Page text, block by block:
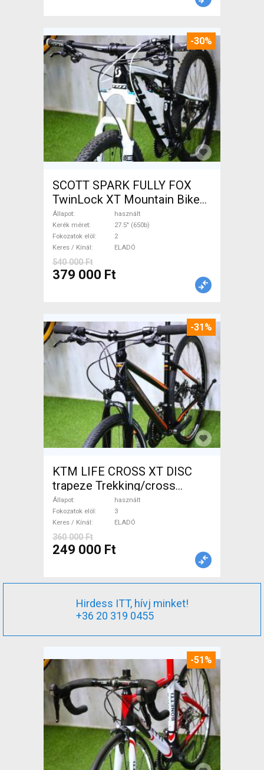
-30%
SCOTT SPARK FULLY FOX
TwinLock XT Mountain Bike
27.5" (650b) össztelós / fully
használt ELADÓ
Állapot
használt
Kerék méret
27.5" (650b)
Fokozatok elöl
2
Keres / Kínál
ELADÓ
540 000 Ft
379 000 Ft
-31%
KTM LIFE CROSS XT DISC
trapeze Trekking/cross
tárcsafék használt ELADÓ
Állapot
használt
Fokozatok elöl
3
Keres / Kínál
ELADÓ
360 000 Ft
249 000 Ft
Hirdess ITT, hívj minket!
+36 20 319 0455
-51%